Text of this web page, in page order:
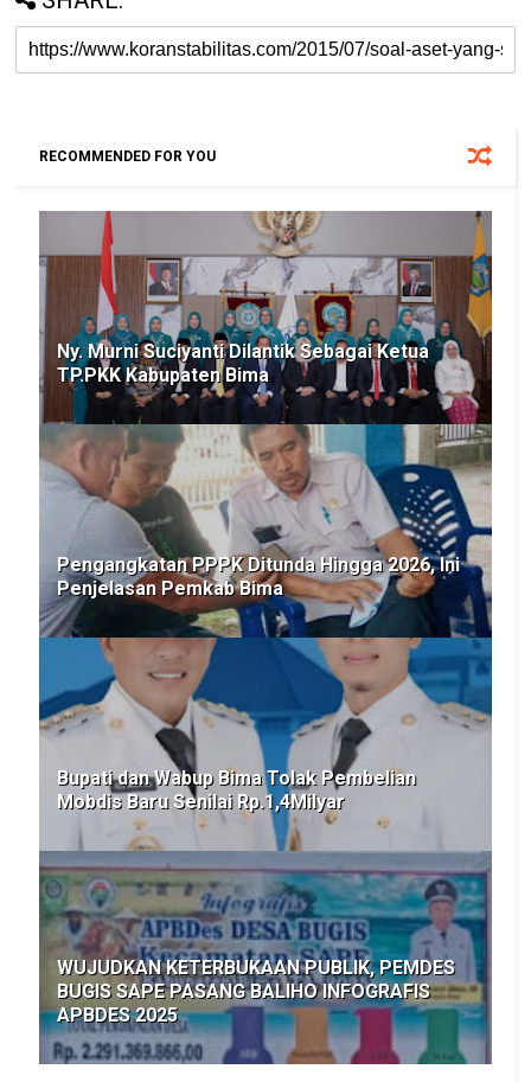
RECOMMENDED FOR YOU
Ny. Murni Suciyanti Dilantik Sebagai Ketua
TP.PKK Kabupaten Bima
Pengangkatan PPPK Ditunda Hingga 2026, Ini
Penjelasan Pemkab Bima
Bupati dan Wabup Bima Tolak Pembelian
Mobdis Baru Senilai Rp.1,4Milyar
WUJUDKAN KETERBUKAAN PUBLIK, PEMDES
BUGIS SAPE PASANG BALIHO INFOGRAFIS
APBDES 2025